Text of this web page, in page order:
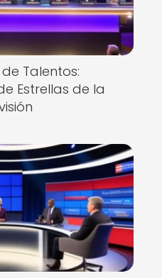
Talentos:
Estrellas de la